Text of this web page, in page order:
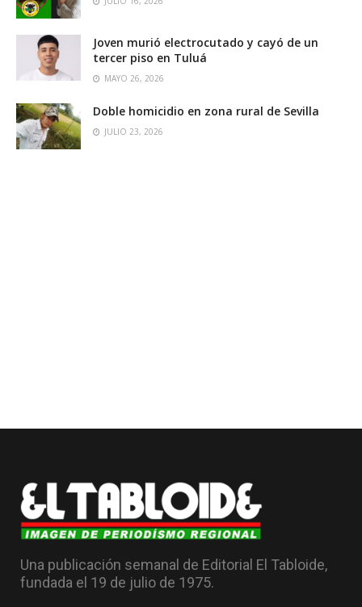
Joven murió electrocutado y cayó de un
tercer piso en Tuluá
MAYO 26, 2026
Doble homicidio en zona rural de Sevilla
JULIO 23, 2026
Una publicación semanal de Editorial El Tabloide,
fundada el 19 de julio de 1975.